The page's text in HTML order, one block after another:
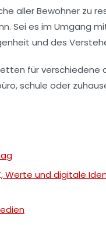
aller Bewohner zu
Sei es im Umgang
und des
Werte und digitale